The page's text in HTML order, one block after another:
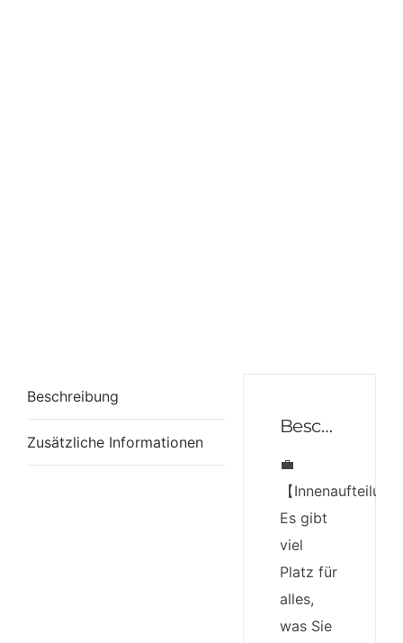
Beschreibung
Zusätzliche Informationen
Beschreibung
💼
【
Es gibt
viel
Platz für
alles,
was Sie